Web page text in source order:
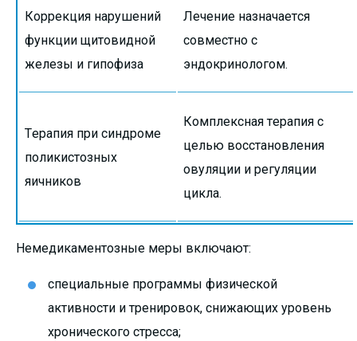
Коррекция нарушений
функции щитовидной
железы и гипофиза
Лечение назначается
совместно с
эндокринологом.
Терапия при синдроме
поликистозных
яичников
Комплексная терапия с
целью восстановления
овуляции и регуляции
цикла.
Немедикаментозные меры включают:
специальные программы физической
активности и тренировок, снижающих уровень
хронического стресса;